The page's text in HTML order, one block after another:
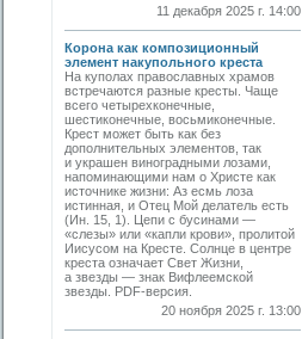
11 декабря 2025 г. 14:00
Корона как композиционный
элемент накупольного креста
На куполах православных храмов
встречаются разные кресты. Чаще
всего четырехконечные,
шестиконечные, восьмиконечные.
Крест может быть как без
дополнительных элементов, так
и украшен виноградными лозами,
напоминающими нам о Христе как
источнике жизни: Аз есмь лоза
истинная, и Отец Мой делатель есть
(Ин. 15, 1). Цепи с бусинами —
«слезы» или «капли крови», пролитой
Иисусом на Кресте. Солнце в центре
креста означает Свет Жизни,
а звезды — знак Вифлеемской
звезды. PDF-версия.
20 ноября 2025 г. 13:00